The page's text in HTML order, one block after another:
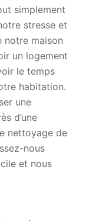
simplement
stresse et
notre maison
un logement
le temps
habitation.
une
d’une
nettoyage de
nous
et nous